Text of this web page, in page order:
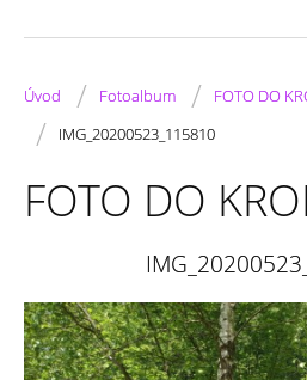
Úvod / Fotoalbum / FOTO DO
/ IMG_20200523_115810
FOTO DO